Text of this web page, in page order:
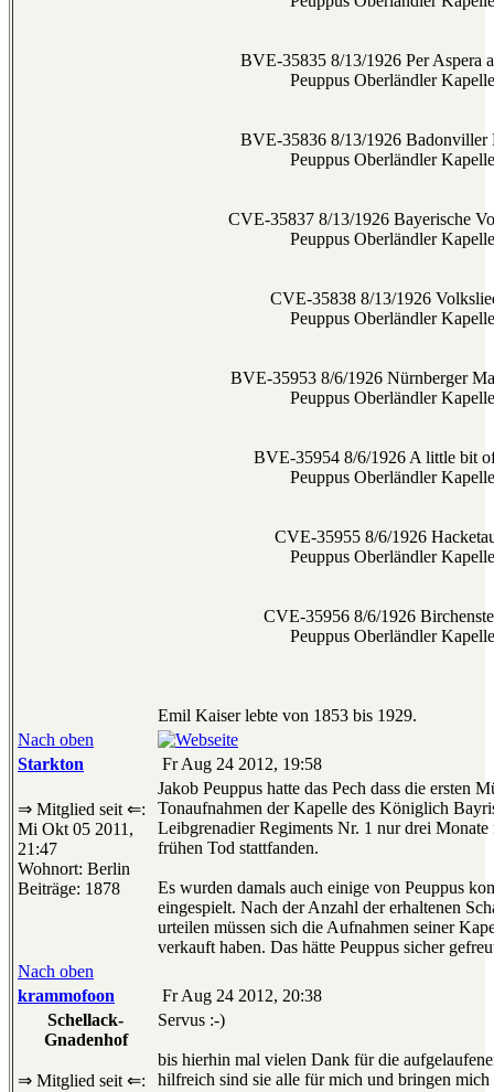
BVE-35835 8/13/1926 Per Aspera
Peuppus Oberländler Kapelle
BVE-35836 8/13/1926 Badonviller
Peuppus Oberländler Kapelle
CVE-35837 8/13/1926 Bayerische
Peuppus Oberländler Kapelle
CVE-35838 8/13/1926
Peuppus Oberländler Kapelle
BVE-35953 8/6/1926 Nürnberger
Peuppus Oberländler Kapelle
BVE-35954 8/6/1926 A little bit
Peuppus Oberländler Kapelle
CVE-35955 8/6/1926
Peuppus Oberländler Kapelle
CVE-35956 8/6/1926
Peuppus Oberländler Kapelle
Emil Kaiser lebte von 1853 bis 1929.
Nach oben
Starkton
Fr Aug 24 2012, 19:58
⇒ Mitglied seit ⇐:
Mi Okt 05 2011,
21:47
Wohnort: Berlin
Beiträge: 1878
Jakob Peuppus hatte das Pech dass die ersten
Tonaufnahmen der Kapelle des Königlich
Leibgrenadier Regiments Nr. 1 nur drei Monate
frühen Tod stattfanden.
Es wurden damals auch einige von Peuppus
eingespielt. Nach der Anzahl der erhaltenen
urteilen müssen sich die Aufnahmen seiner
verkauft haben. Das hätte Peuppus sicher
Nach oben
krammofoon
Fr Aug 24 2012, 20:38
Schellack-
Gnadenhof
⇒ Mitglied seit ⇐:
Servus :-)
bis hierhin mal vielen Dank für die
hilfreich sind sie alle für mich und bringen mich